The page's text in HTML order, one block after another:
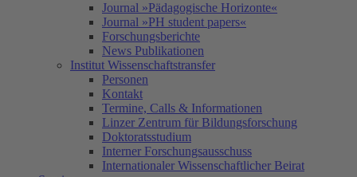
Journal »Pädagogische Horizonte«
Journal »PH student papers«
Forschungsberichte
News Publikationen
Institut Wissenschaftstransfer
Personen
Kontakt
Termine, Calls & Informationen
Linzer Zentrum für Bildungsforschung
Doktoratsstudium
Interner Forschungsausschuss
Internationaler Wissenschaftlicher Beirat